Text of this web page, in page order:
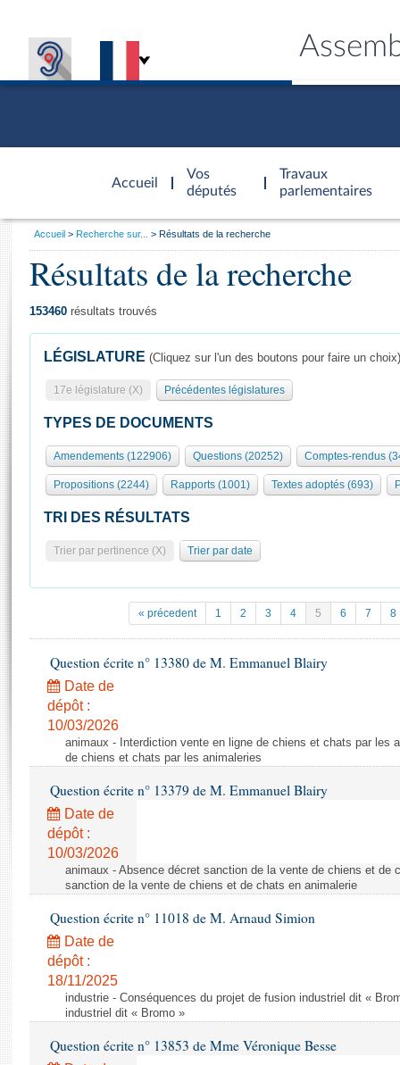
Accueil
d'accueil
Vos
députés
Travaux
parlementaires
Présidence
577 députés
Groupes politiques
Séance publique
Commissions et autres organes
Europe et International
Pétitions
Projets de loi
Propositions de loi
Amendements
Textes adoptés
Rapports législatifs
Rapports sur l'application des lois
Baromètre de l’application des lois
Dossiers législatifs
Budget et sécurité sociale
Questions écrites et orales
Comptes rendus des débats
Général
Rôle et pouvoirs de l'Assemblée
Organisation de l'Assemblée
Présidence Conférence des Présidents Bureau Collège des
Statistiques et chiffres clés
Documents de référence
( Constitution | Règlement de l'Assemblée ... )
Histoire
Juniors
Anciennes législatures
Visiter l'Assemblée
Visite virtuelle du palais Bourbon
Assister à une séance
La Bibliothèque
Contacts et plan d'accès
Photos libres de droit
Vous
Accueil Recherche sur... Résultats de la recherche
Résultats de la recherche
153460 résultats trouvés
LÉGISLATURE (Cliquez sur l'un des boutons pour faire un choix)
17e législature (X) Précédentes législatures
TYPES DE DOCUMENTS
Amendements (122906) Questions (20252) Comptes-rendus
Propositions (2244) Rapports (1001) Textes adoptés (693)
TRI DES RÉSULTATS
Trier par pertinence (X) Trier par date
« précedent 1 2 3 4 5 6 7 8
Question écrite n° 13380 de M. Emmanuel Blairy
Date de
dépôt :
10/03/2026
animaux - Interdiction vente en ligne de chiens et chats par les
de chiens et chats par les animaleries
Question écrite n° 13379 de M. Emmanuel Blairy
Date de
dépôt :
10/03/2026
animaux - Absence décret sanction de la vente de chiens et de
sanction de la vente de chiens et de chats en animalerie
Question écrite n° 11018 de M. Arnaud Simion
Date de
dépôt :
18/11/2025
industrie - Conséquences du projet de fusion industriel dit «
industriel dit « Bromo »
Question écrite n° 13853 de Mme Véronique Besse